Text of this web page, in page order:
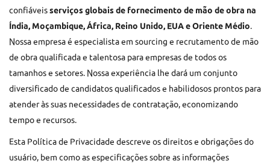
confiáveisserviços globais de fornecimento de mão de obra na
Índia, Moçambique, África, Reino Unido, EUA e Oriente Médio.
Nossa empresa é especialista em sourcing e recrutamento de mão
de obra qualificada e talentosa para empresas de todos os
tamanhos e setores. Nossa experiência lhe dará um conjunto
diversificado de candidatos qualificados e habilidosos prontos para
atender às suas necessidades de contratação, economizando
tempo e recursos.
Esta Política de Privacidade descreve os direitos e obrigações do
usuário, bem como as especificações sobre as informações